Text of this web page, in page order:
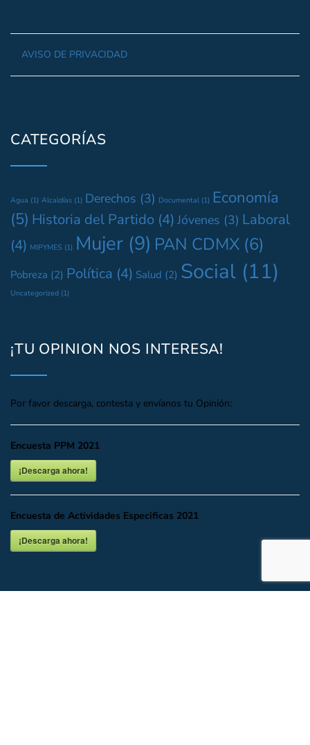
AVISO DE PRIVACIDAD
CATEGORÍAS
Agua (1) Alcaldías (1) Derechos (3) Documental (1) Economía
(5) Historia del Partido (4) Jóvenes (3) Laboral
(4) MIPYMES (1) Mujer (9) PAN CDMX (6)
Pobreza (2) Política (4) Salud (2) Social (11)
Uncategorized (1)
¡TU OPINION NOS INTERESA!
Por favor descarga, contesta y envíanos tu Opinión:
Encuesta PPM 2021
¡Descarga ahora!
Encuesta de Actividades Especificas 2021
¡Descarga ahora!